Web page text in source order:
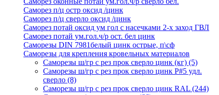
Саморез п/ц остр оксид /цинк
Саморез п/ц сверло оксид /цинк
Саморез потай оксид ум гол с насечками 2-х заход ГВЛ
Саморез потай ум.гол.ч/р ост. бел цинк
Саморезы DIN 7981белый цинк острые, п\сф
Саморезы для крепления кровельных материалов
Саморезы ш/гр с рез прок сверло цинк (кг) (5)
Саморезы ш/гр с рез прок сверло цинк P#5 удл.
сверло (8)
Саморезы ш/гр с рез прок сверло цинк RAL (244)